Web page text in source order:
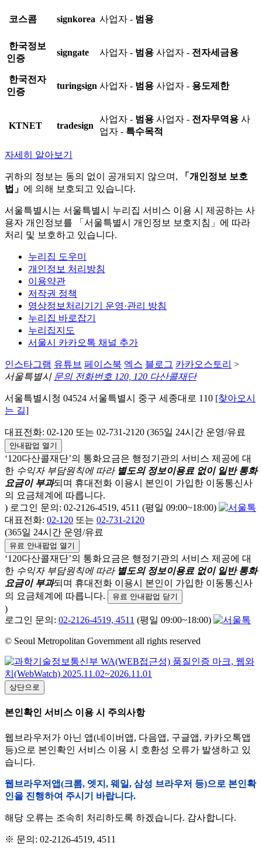
코스콤 signkorea 사업자 - 범용
한국정보
인증
signgate 사업자 - 범용 사업자 - 전자세금용
한국전자
인증
turingsign 사업자 - 범용 사업자 - 용도제한
KTNET tradesign
사업자 - 범용 사업자 - 전자무역용 사
업자 - 특수목적
자세히 알아보기
귀하의 정보는 동의 없이 공개되지 않으며,
「개인정보 보호
법」 에 의해 보호되고 있습니다.
서울특별시는 서울특별시 누리집 서비스 이용 시 제공하는 사
용자 개인정보를 「서울특별시 개인정보 보호지침」에 따라
처리 및 보호하고 있습니다.
누리집 도우미
개인정보 처리방침
이용약관
저작권 정책
영상정보처리기기 운영·관리 방침
누리집 바로잡기
누리집지도
서울시 카카오톡 채널 추가
인스타그램 유튜브 페이스북 엑스 블로그 카카오스토리 >
서울특별시 문의 전화번호 120, 120 다산콜재단
서울특별시청 04524 서울특별시 중구 세종대로 110 [찾아오시
는 길]
대표전화: 02-120 또는 02-731-2120 (365일 24시간 운영/유료
안내팝업 열기
‘120다산콜재단’의 통화요금은 행정기관의 서비스 제공에 대
한 수익자 부담원칙에 따라 별도의 정보이용료 없이 일반 통화
요금이 부과되며 휴대전화 이용시 본인이 가입한 이동통신사
의 요금체계에 따릅니다.
) 로그인 문의: 02-2126-4519, 4511 (평일 09:00~18:00)
대표전화: 02-120 또는 02-731-2120
(365일 24시간 운영/유료
유료 안내팝업 열기
‘120다산콜재단’의 통화요금은 행정기관의 서비스 제공에 대
한 수익자 부담원칙에 따라 별도의 정보이용료 없이 일반 통화
요금이 부과되며 휴대전화 이용시 본인이 가입한 이동통신사
의 요금체계에 따릅니다.
유료 안내팝업 닫기
)
로그인 문의: 02-2126-4519, 4511 (평일 09:00~18:00)
© Seoul Metropolitan Government all rights reserved
상단으로
본인확인 서비스 이용 시 주의사항
웹브라우저가 아닌 앱(네이버앱, 다음앱, 구글앱, 카카오톡앱
등)으로 본인확인 서비스 이용 시 호환성 오류가 발생하고 있
습니다.
웹브라우저앱(크롬, 엣지, 웨일, 삼성 브라우저 등)으로 본인확
인을 진행하여 주시기 바랍니다.
해당 오류는 조속히 처리하도록 하겠습니다. 감사합니다.
※ 문의: 02-2126-4519, 4511